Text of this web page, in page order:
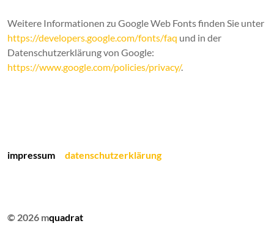
Weitere Informationen zu Google Web Fonts finden Sie unter
https://developers.google.com/fonts/faq und in der
Datenschutzerklärung von Google:
https://www.google.com/policies/privacy/.
impressum datenschutzerklärung
© 2026 mquadrat